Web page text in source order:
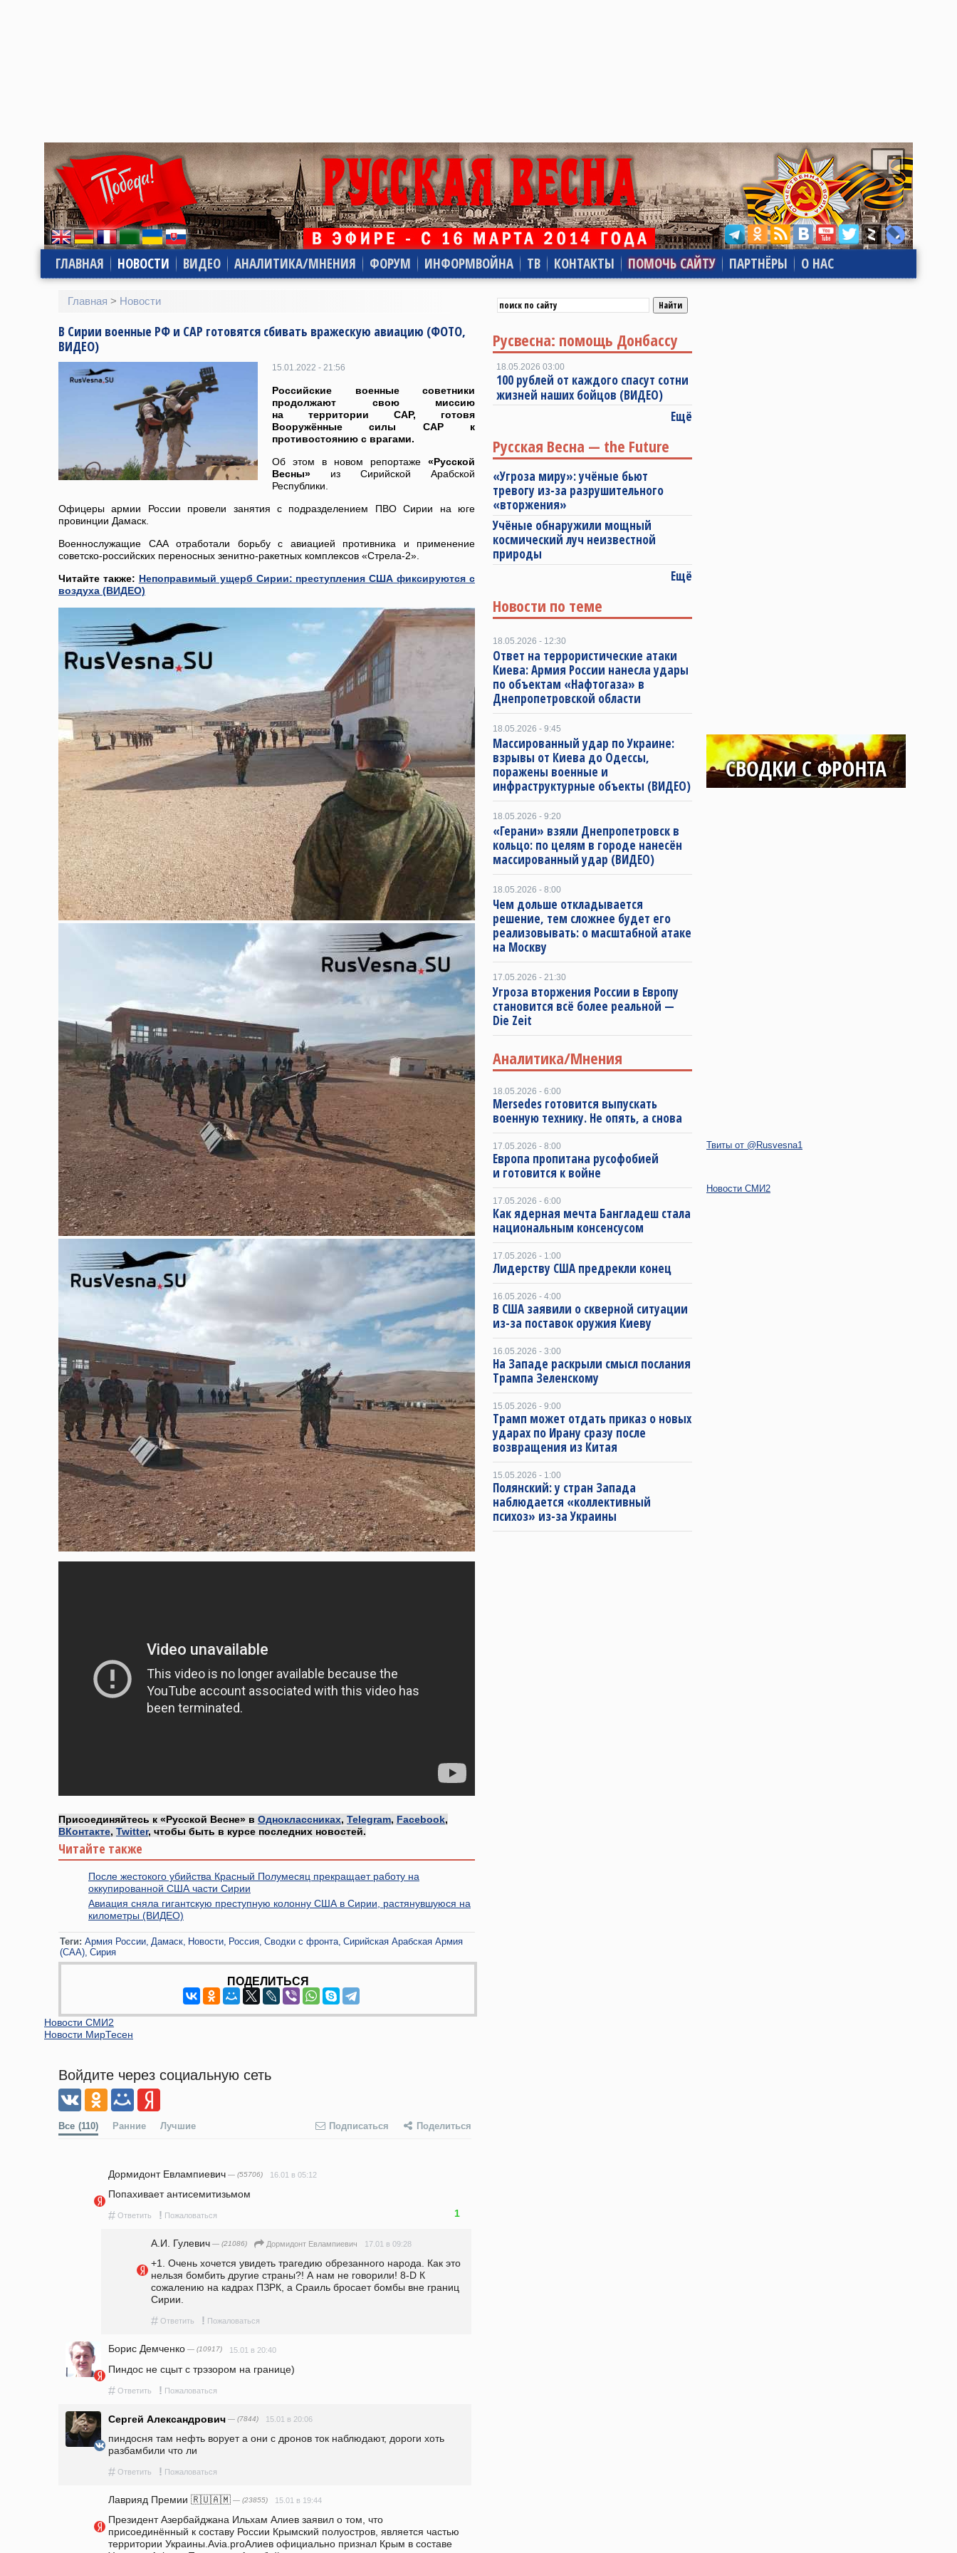
ГЛАВНАЯ НОВОСТИ ВИДЕО АНАЛИТИКА/МНЕНИЯ ФОРУМ ИНФОРМВОЙНА ТВ КОНТАКТЫ ПОМОЧЬ САЙТУ ПАРТНЁРЫ О НАС
Главная > Новости
В Сирии военные РФ и САР готовятся сбивать вражескую авиацию (ФОТО,
ВИДЕО)
15.01.2022 - 21:56
Российские военные советники
продолжают свою миссию
на территории САР, готовя
Вооружённые силы САР к
противостоянию с врагами.
Об этом в новом репортаже «Русской
Весны» из Сирийской Арабской
Республики.
Офицеры армии России провели занятия с подразделением ПВО Сирии на юге
провинции Дамаск.
Военнослужащие САА отработали борьбу с авиацией противника и применение
советско-российских переносных зенитно-ракетных комплексов «Стрела-2».
Читайте также: Непоправимый ущерб Сирии: преступления США фиксируются с
воздуха (ВИДЕО)
Присоединяйтесь к «Русской Весне» в Одноклассниках, Telegram, Facebook,
ВКонтакте, Twitter, чтобы быть в курсе последних новостей.
Читайте также
После жестокого убийства Красный Полумесяц прекращает работу на
оккупированной США части Сирии
Авиация сняла гигантскую преступную колонну США в Сирии, растянувшуюся на
километры (ВИДЕО)
Теги: Армия России Дамаск Новости Россия Сводки с фронта Сирийская Арабская Армия
(САА) Сирия
ПОДЕЛИТЬСЯ
Новости СМИ2
Новости МирТесен
Войдите через социальную сеть
Все (110) Ранние Лучшие Подписаться Поделиться
Дормидонт Евлампиевич — (55706) 16.01 в 05:12
Попахивает антисемитизьмом
# Ответить ! Пожаловаться 1
А.И. Гулевич — (21086) Дормидонт Евлампиевич 17.01 в 09:28
+1. Очень хочется увидеть трагедию обрезанного народа. Как это
нельзя бомбить другие страны?! А нам не говорили! 8-D К
сожалению на кадрах ПЗРК, а Сраиль бросает бомбы вне границ
Сирии.
# Ответить ! Пожаловаться
Борис Демченко — (10917) 15.01 в 20:40
Пиндос не сцыт с трэзором на границе)
# Ответить ! Пожаловаться
Сергей Александрович — (7844) 15.01 в 20:06
пиндосня там нефть ворует а они с дронов ток наблюдают, дороги хоть
разбамбили что ли
# Ответить ! Пожаловаться
Лаврияд Премии 🇷🇺🇦🇲 — (23855) 15.01 в 19:44
Президент Азербайджана Ильхам Алиев заявил о том, что
присоединённый к составу России Крымский полуостров, является частью
территории Украины.Avia.proАлиев официально признал Крым в составе
Русвесна: помощь Донбассу
18.05.2026 03:00
100 рублей от каждого спасут сотни
жизней наших бойцов (ВИДЕО)
Ещё
Русская Весна — the Future
«Угроза миру»: учёные бьют
тревогу из-за разрушительного
«вторжения»
Учёные обнаружили мощный
космический луч неизвестной
природы
Ещё
Новости по теме
18.05.2026 - 12:30
Ответ на террористические атаки
Киева: Армия России нанесла удары
по объектам «Нафтогаза» в
Днепропетровской области
18.05.2026 - 9:45
Массированный удар по Украине:
взрывы от Киева до Одессы,
поражены военные и
инфраструктурные объекты (ВИДЕО)
18.05.2026 - 9:20
«Герани» взяли Днепропетровск в
кольцо: по целям в городе нанесён
массированный удар (ВИДЕО)
18.05.2026 - 8:00
Чем дольше откладывается
решение, тем сложнее будет его
реализовывать: о масштабной атаке
на Москву
17.05.2026 - 21:30
Угроза вторжения России в Европу
становится всё более реальной —
Die Zeit
Аналитика/Мнения
18.05.2026 - 6:00
Mersedes готовится выпускать
военную технику. Не опять, а снова
17.05.2026 - 8:00
Европа пропитана русофобией
и готовится к войне
17.05.2026 - 6:00
Как ядерная мечта Бангладеш стала
национальным консенсусом
17.05.2026 - 1:00
Лидерству США предрекли конец
16.05.2026 - 4:00
В США заявили о скверной ситуации
из-за поставок оружия Киеву
16.05.2026 - 3:00
На Западе раскрыли смысл послания
Трампа Зеленскому
15.05.2026 - 9:00
Трамп может отдать приказ о новых
ударах по Ирану сразу после
возвращения из Китая
15.05.2026 - 1:00
Полянский: у стран Запада
наблюдается «коллективный
психоз» из-за Украины
Твиты от @Rusvesna1
Новости СМИ2